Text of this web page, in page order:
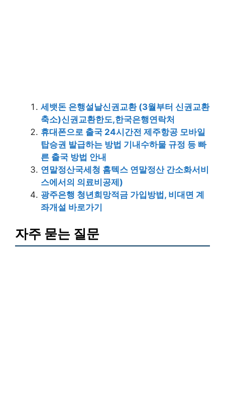
세뱃돈 은행설날신권교환 (3월부터 신권교환
축소)신권교환한도,한국은행연락처
휴대폰으로 출국 24시간전 제주항공 모바일
탑승권 발급하는 방법 기내수하물 규정 등 빠
른 출국 방법 안내
연말정산국세청 홈텍스 연말정산 간소화서비
스에서의 의료비공제)
광주은행 청년희망적금 가입방법, 비대면 계
좌개설 바로가기
자주 묻는 질문